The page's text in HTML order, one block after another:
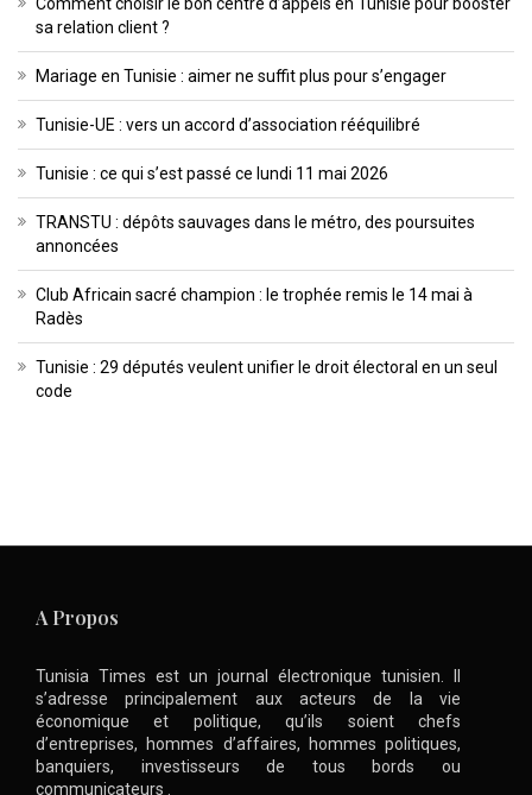
Comment choisir le bon centre d’appels en Tunisie pour booster
sa relation client ?
Mariage en Tunisie : aimer ne suffit plus pour s’engager
Tunisie-UE : vers un accord d’association rééquilibré
Tunisie : ce qui s’est passé ce lundi 11 mai 2026
TRANSTU : dépôts sauvages dans le métro, des poursuites
annoncées
Club Africain sacré champion : le trophée remis le 14 mai à
Radès
Tunisie : 29 députés veulent unifier le droit électoral en un seul
code
A Propos
Tunisia Times est un journal électronique tunisien. Il
s’adresse principalement aux acteurs de la vie
économique et politique, qu’ils soient chefs
d’entreprises, hommes d’affaires, hommes politiques,
banquiers, investisseurs de tous bords ou
communicateurs .